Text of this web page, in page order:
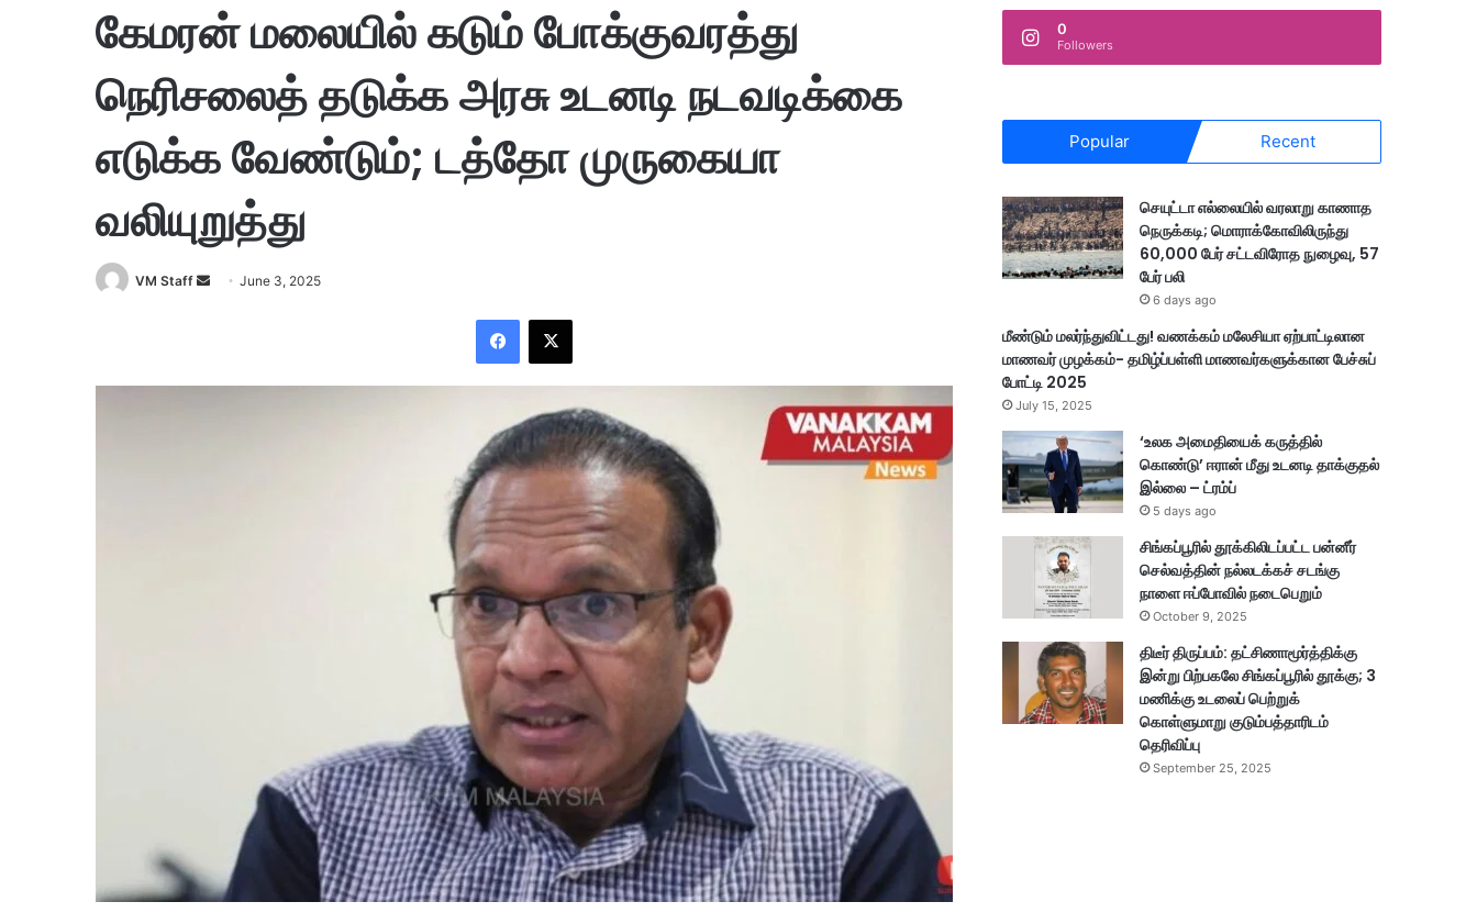
கேமரன் மலையில் கடும் போக்குவரத்து
நெரிசலைத் தடுக்க அரசு உடனடி நடவடிக்கை
எடுக்க வேண்டும்; டத்தோ முருகையா
வலியுறுத்து
VM Staff
a
June 3, 2025
0
Followers
Popular Recent
செயுட்டா எல்லையில் வரலாறு காணாத
நெருக்கடி; மொராக்கோவிலிருந்து
60,000 பேர் சட்டவிரோத நுழைவு, 57
பேர் பலி
6 days ago
மீண்டும் மலர்ந்துவிட்டது! வணக்கம் மலேசியா ஏற்பாட்டிலான
மாணவர் முழக்கம்- தமிழ்ப்பள்ளி மாணவர்களுக்கான பேச்சுப்
போட்டி 2025
July 15, 2025
‘உலக அமைதியைக் கருத்தில்
கொண்டு’ ஈரான் மீது உடனடி தாக்குதல்
இல்லை – ட்ரம்ப்
5 days ago
சிங்கப்பூரில் தூக்கிலிடப்பட்ட பன்னீர்
செல்வத்தின் நல்லடக்கச் சடங்கு
நாளை ஈப்போவில் நடைபெறும்
October 9, 2025
திடீர் திருப்பம்: தட்சிணாமூர்த்திக்கு
இன்று பிற்பகலே சிங்கப்பூரில் தூக்கு; 3
மணிக்கு உடலைப் பெற்றுக்
கொள்ளுமாறு குடும்பத்தாரிடம்
தெரிவிப்பு
September 25, 2025